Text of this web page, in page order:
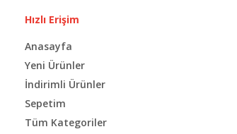
Hızlı Erişim
Anasayfa
Yeni Ürünler
İndirimli Ürünler
Sepetim
Tüm Kategoriler